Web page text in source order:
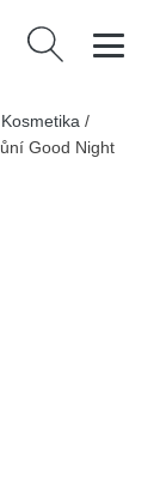
Vyhledávání
Kosmetika /
Good Night